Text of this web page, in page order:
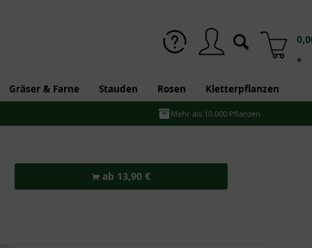
*
Gräser & Farne Stauden Rosen Kletterpflanzen
Mehr als 10.000 Pflanzen
ab 13,90 €